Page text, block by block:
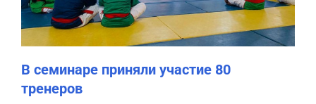
В семинаре приняли участие 80
тренеров